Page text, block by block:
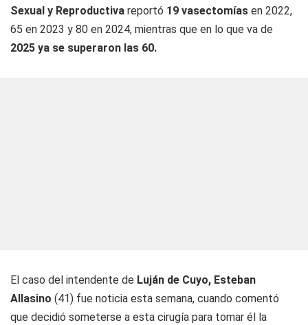
Sexual y Reproductiva reportó 19 vasectomías en 2022,
65 en 2023 y 80 en 2024, mientras que en lo que va de
2025 ya se superaron las 60.
El caso del intendente de Luján de Cuyo, Esteban
Allasino (41) fue noticia esta semana, cuando comentó
que decidió someterse a esta cirugía para tomar él la